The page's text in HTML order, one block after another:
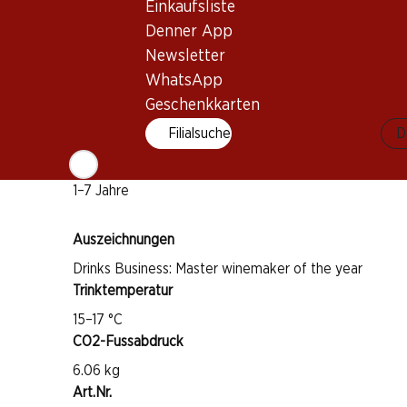
Einkaufsliste
Denner App
Newsletter
WhatsApp
Geschenkkarten
Filialsuche
Trinkreife
1–7 Jahre
Auszeichnungen
Drinks Business: Master winemaker of the year
Trinktemperatur
15–17 °C
CO2-Fussabdruck
6.06 kg
Art.Nr.